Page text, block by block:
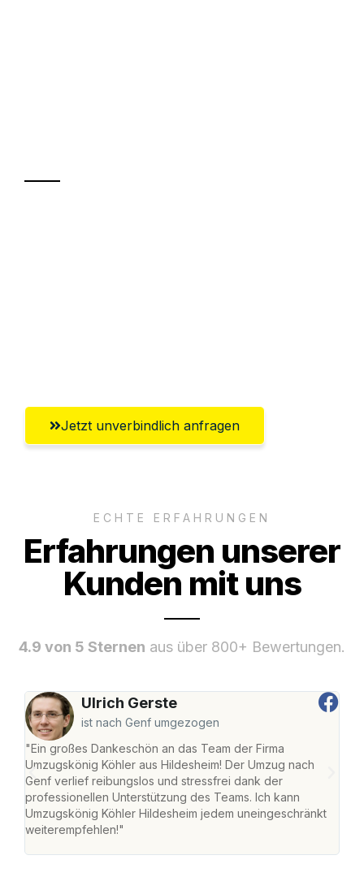
Jetzt unverbindlich anfragen
ECHTE ERFAHRUNGEN
Erfahrungen unserer
Kunden mit uns
4.9 von 5 Sternen aus über 800+ Bewertungen.
Ulrich Gerste
ist nach Genf umgezogen
"Ein großes Dankeschön an das Team der Firma
Umzugskönig Köhler aus Hildesheim! Der Umzug nach
Genf verlief reibungslos und stressfrei dank der
professionellen Unterstützung des Teams. Ich kann
Umzugskönig Köhler Hildesheim jedem uneingeschränkt
weiterempfehlen!"